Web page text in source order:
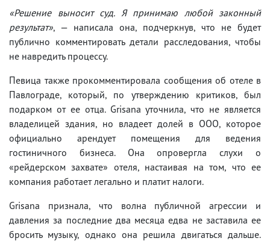
«Решение выносит суд. Я принимаю любой законный
результат», — написала она, подчеркнув, что не будет
публично комментировать детали расследования, чтобы
не навредить процессу.
Певица также прокомментировала сообщения об отеле в
Павлограде, который, по утверждению критиков, был
подарком от ее отца. Grisana уточнила, что не является
владелицей здания, но владеет долей в ООО, которое
официально арендует помещения для ведения
гостиничного бизнеса. Она опровергла слухи о
«рейдерском захвате» отеля, настаивая на том, что ее
компания работает легально и платит налоги.
Grisana признала, что волна публичной агрессии и
давления за последние два месяца едва не заставила ее
бросить музыку, однако она решила двигаться дальше.